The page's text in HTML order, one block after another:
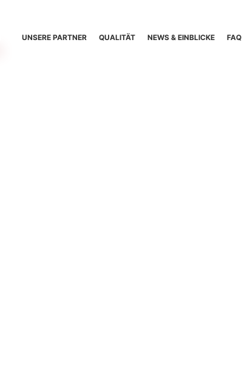
UNSERE PARTNER QUALITÄT NEWS & EINBLICKE FAQ